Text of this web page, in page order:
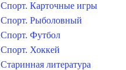
Спорт. Карточные игры
Спорт. Рыболовный
Спорт. Футбол
Спорт. Хоккей
Старинная литература